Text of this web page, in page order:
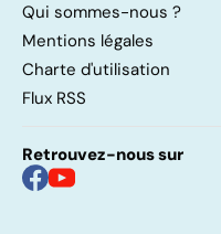
Qui sommes-nous ?
Mentions légales
Charte d'utilisation
Flux RSS
Retrouvez-nous sur